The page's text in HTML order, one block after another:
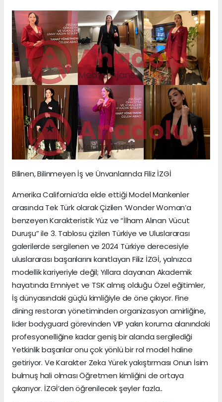
Bilinen, Bilinmeyen İş ve Ünvanlarında Filiz İZGİ
Amerika California’da elde ettiği Model Mankenler
arasında Tek Türk olarak Çizilen ‘Wonder Woman’a
benzeyen Karakteristik Yüz ve “İlham Alınan Vücut
Duruşu” ile 3. Tablosu çizilen Türkiye ve Uluslararası
galerilerde sergilenen ve 2024 Türkiye derecesiyle
uluslararası başarılarını kanıtlayan Filiz İZGİ, yalnızca
modellik kariyeriyle değil; Yıllara dayanan Akademik
hayatında Emniyet ve TSK almış olduğu Özel eğitimler,
İş dünyasındaki güçlü kimliğiyle de öne çıkıyor. Fine
dining restoran yönetiminden organizasyon amirliğine,
lider bodyguard görevinden VIP yakın koruma alanındaki
profesyonelliğine kadar geniş bir alanda sergilediği
Yetkinlik başarılar onu çok yönlü bir rol model haline
getiriyor. Ve Karakter Zeka Yürek yakıştırması Onun İsim
bulmuş hali olması Öğretmen kimliğini de ortaya
çıkarıyor. İZGİ’den öğrenilecek şeyler fazla..